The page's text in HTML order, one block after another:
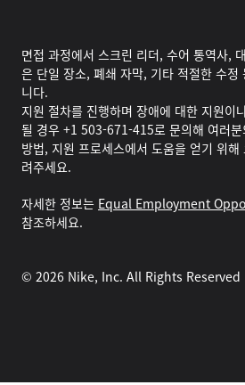
면접 과정에서 스크린 리더, 수어 통역사,
은 단일 장소, 폐쇄 자막, 기타 적절한 수정
니다.
지원 절차를 진행하며 장애에 대한 지원이
될 경우 +1 503-671-415로 문의해 여러
방법, 지원 프로세스에서 도움을 얻기 위
려주세요.
자세한 정보는 Equal Employment
참조하세요.
© 2026 Nike, Inc. All Rights Reserved